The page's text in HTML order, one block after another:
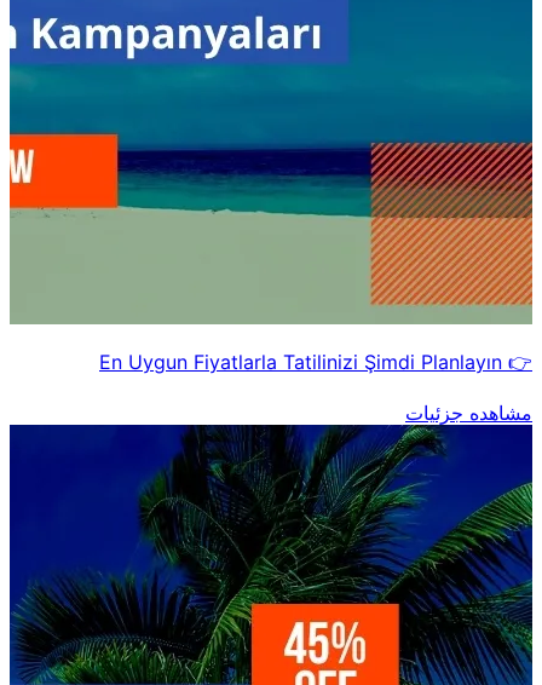
👉 En Uygun Fiyatlarla Tatilinizi Şimdi Planlayın
مشاهده جزئیات